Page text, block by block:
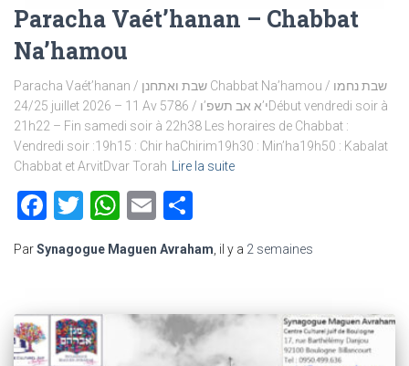
Paracha Vaét’hanan – Chabbat
Na’hamou
Paracha Vaét’hanan / שבת ואתחנן Chabbat Na’hamou / שבת נחמו
24/25 juillet 2026 – 11 Av 5786 / י’א אב תשפ’וDébut vendredi soir à
21h22 – Fin samedi soir à 22h38 Les horaires de Chabbat :
Vendredi soir :19h15 : Chir haChirim19h30 : Min’ha19h50 : Kabalat
Chabbat et ArvitDvar Torah
Lire la suite
Facebook
Twitter
WhatsApp
Email
ParSynagogue Maguen Avraham , il y a 2 semaines